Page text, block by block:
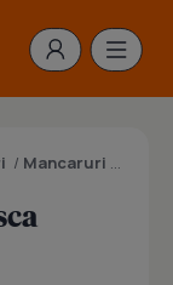
/ Mancaruri cu carne